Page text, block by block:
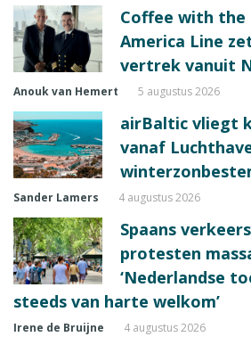
Coffee with the
America Line
vertrek vanuit
Anouk van Hemert 5 augustus 2026
airBaltic vliegt
vanaf
Sander Lamers 4 augustus 2026
Spaans
protesten
‘Nederlandse
steeds van harte welkom’
Irene de Bruijne 4 augustus 2026